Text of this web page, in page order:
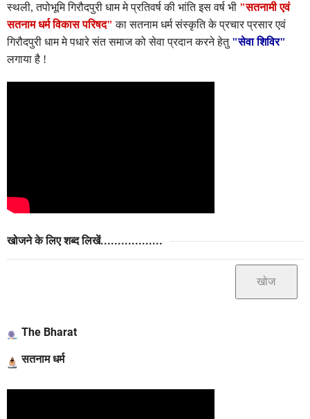
स्थली, तपोभूमि गिरौदपुरी धाम मे प्रतिवर्ष की भांति इस वर्ष भी "सतनामी एवं
सतनाम धर्म विकास परिषद" का सतनाम धर्म संस्कृति के प्रचार प्रसार एवं
गिरौदपुरी धाम मे पधारे संत समाज को सेवा प्रदान करने हेतु "सेवा शिविर"
लगाया है !
खोजने के लिए शब्द लिखें..................
The Bharat
सतनाम धर्म